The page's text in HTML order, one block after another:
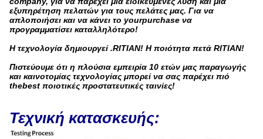
εξυπηρέτηση πελατών για τους πελάτες μας. Για να
απλοποιήσει και να κάνει το yourpurchase να
προγραμματίσει καταλληλότερο!
Η τεχνολογία δημιουργεί .RITIAN! Η ποιότητα πετά RITIAN!
Πιστεύουμε ότι η πλούσια εμπειρία 10 ετών μας παραγωγής
και καινοτομίας τεχνολογίας μπορεί να σας παρέχει πιό
thebest ποιοτικές προστατευτικές ταινίες!
Τεχνική κατασκευής: